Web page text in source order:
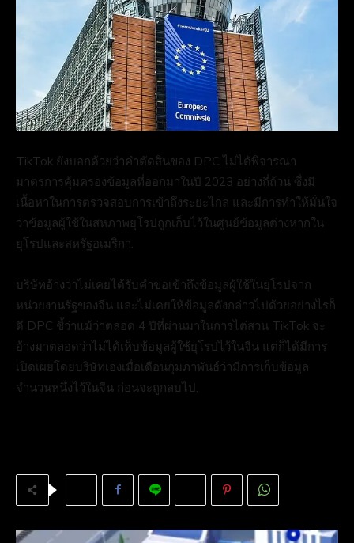
TikTok ยังบอกด้วยว่าคำตัดสินของ DPC ไม่ได้พิจารณา
มาตรการคุ้มครองข้อมูลที่ออกมาในปี 2023 อย่างถี่ถ้วน ซึ่งมี
เนื้อหาในการตรวจสอบการเข้าถึงระยะไกล และมีการทำให้มั่นใจ
ว่าข้อมูลผู้ใช้ในสหภาพยุโรปถูกเก็บไว้ในศูนย์ข้อมูลต่างหากใน
ยุโรปและสหรัฐอเมริกา.
บริษัทอ้างว่าไม่เคยได้รับคำขอเข้าถึงข้อมูลผู้ใช้ในยุโรปจาก
หน่วยงานรัฐของจีน และไม่เคยให้ข้อมูลดังกล่าวไปด้วยอย่างไรก็
ดี DPC ชี้ว่าแม้ว่าตลอด 4 ปีที่ผ่านมาในการไต่สวน TikTok จะ
อ้างมาตลอดว่าไม่ได้เห็บข้อมูลผู้ใช้ยุโรปไว้ในจีน แต่ก็ได้มีการ
เปิดเผยโดยบริษัทเองเมื่อเดือนกุมภาพันธ์ว่ามีการเก็บข้อมูล
จำนวนหนึ่งไว้ในจีน ก่อนจะถูกลบไป.